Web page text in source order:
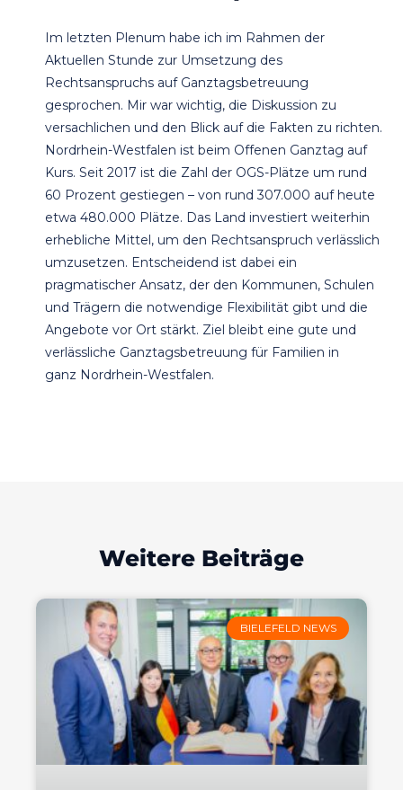
Im letzten Plenum habe ich im Rahmen der
Aktuellen Stunde zur Umsetzung des
Rechtsanspruchs auf Ganztagsbetreuung
gesprochen. Mir war wichtig, die Diskussion zu
versachlichen und den Blick auf die Fakten zu richten.
Nordrhein-Westfalen ist beim Offenen Ganztag auf
Kurs. Seit 2017 ist die Zahl der OGS-Plätze um rund
60 Prozent gestiegen – von rund 307.000 auf heute
etwa 480.000 Plätze. Das Land investiert weiterhin
erhebliche Mittel, um den Rechtsanspruch verlässlich
umzusetzen. Entscheidend ist dabei ein
pragmatischer Ansatz, der den Kommunen, Schulen
und Trägern die notwendige Flexibilität gibt und die
Angebote vor Ort stärkt. Ziel bleibt eine gute und
verlässliche Ganztagsbetreuung für Familien in
ganz Nordrhein-Westfalen.
Weitere Beiträge
BIELEFELD NEWS